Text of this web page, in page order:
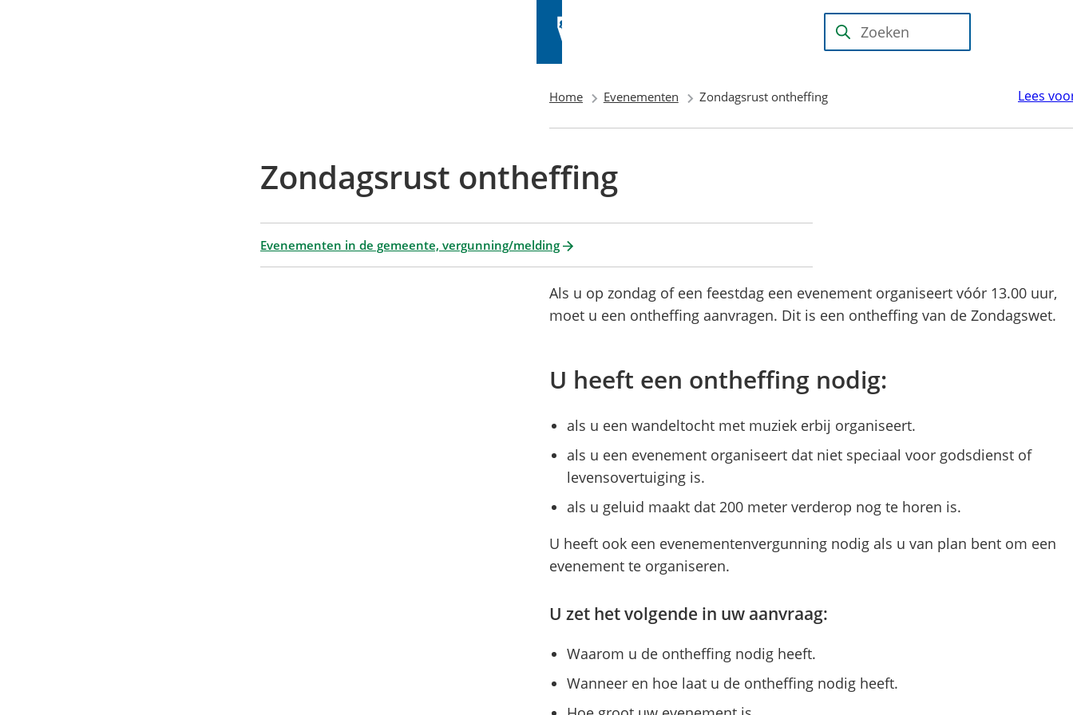
externe
Zoeken
Home Evenementen Zondagsrust ontheffing Lees
Zondagsrust ontheffing
Evenementen in de gemeente, vergunning/melding
Als u op zondag of een feestdag een evenement organiseert vóór 13.00 uur,
moet u een ontheffing aanvragen. Dit is een ontheffing van de Zondagswet.
U heeft een ontheffing nodig:
als u een wandeltocht met muziek erbij organiseert.
als u een evenement organiseert dat niet speciaal voor godsdienst of
levensovertuiging is.
als u geluid maakt dat 200 meter verderop nog te horen is.
U heeft ook een evenementenvergunning nodig als u van plan bent om een
evenement te organiseren.
U zet het volgende in uw aanvraag:
Waarom u de ontheffing nodig heeft.
Wanneer en hoe laat u de ontheffing nodig heeft.